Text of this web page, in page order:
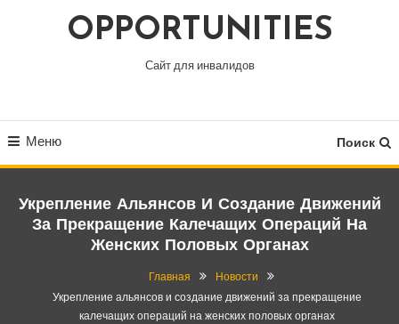
OPPORTUNITIES
Сайт для инвалидов
Меню Поиск
Укрепление Альянсов И Создание Движений
За Прекращение Калечащих Операций На
Женских Половых Органах
Главная
Новости
Укрепление альянсов и создание движений за прекращение
калечащих операций на женских половых органах